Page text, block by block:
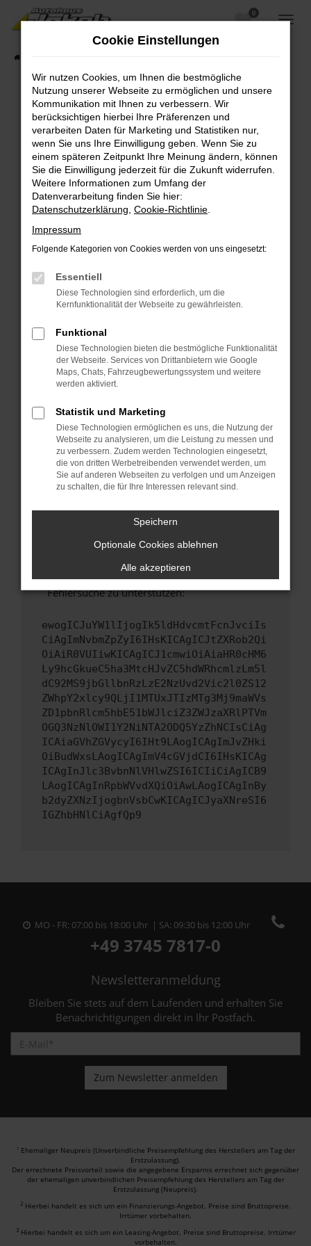
Zum
Hauptinhalt
0
Fehler: Network Error
Beim Laden ist ein Fehler aufgetreten.
Hier sind ein paar Tipps, die dir helfen können:
Überprüfe deine Firewall und deine
Internetverbindung.
Laden andere Webseiten, zum Beispiel deine
Suchmaschine?
Prüfe deine Browsererweiterungen.
Manche Erweiterungen, wie Werbeblocker,
können das Laden bestimmter Seiten
verhindern. Funktioniert die Seite in einem
Fenster?
Starte dein Gerät neu.
Das kann manchmal helfen, vorübergehende
Probleme zu beheben.
Betriebssystem auf dem neuesten Stand
sind.
Veraltete Software birgt nicht nur ein
Sicherheitsrisiko, sondern kann auch dazu
führen, dass bestimmte Funktionen nicht mehr
unterstützt werden.
Wende dich an den Webseitenbetreiber.
Wenn du alle oben genannten Schritte versucht
hast, kontaktiere uns bitte. Wir werden
versuchen, das Problem zu beheben. Du kannst
uns diesen Text schicken, um uns bei der
Fehlersuche zu unterstützen:
ewogICJuYW1lIjogIk5ldHdvcmtFcnJvciIs
CiAgImNvbmZpZyI6IHsKICAgICJtZXRob2Qi
OiAiR0VUIiwKICAgICJ1cmwiOiAiaHR0cHM6
Ly9hcGkueC5ha3MtcHJvZC5hdWRhcmlzLm5l
dC92MS9jbGllbnRzLzE2NzUvd2Vic2l0ZS12
ZWhpY2xlcy9QLjI1MTUxJTIzMTg3Mj9maWVs
ZD1pbnRlcm5hbE51bWJlciZ3ZWJzaXRlPTVm
OGQ3NzNlOWI1Y2NiNTA2ODQ5YzZhNCIsCiAg
ICAiaGVhZGVycyI6IHt9LAogICAgImJvZHki
OiBudWxsLAogICAgImV4cGVjdCI6IHsKICAg
ICAgInJlc3BvbnNlVHlwZSI6ICIiCiAgICB9
LAogICAgInRpbWVvdXQiOiAwLAogICAgInBy
b2dyZXNzIjogbnVsbCwKICAgICJyaXNreSI6
IGZhbHNlCiAgfQp9
MO - FR: 07:00 bis 18:00 Uhr | SA: 09:30 bis 12:00 Uhr
+49 3745 7817-0
Newsletteranmeldung
Bleiben Sie stets auf dem Laufenden und erhalten Sie
Benachrichtigungen direkt in Ihr Postfach.
1 Ehemaliger Neupreis (Unverbindliche Preisempfehlung des Herstellers am Tag der
Erstzulassung).
Der errechnete Preisvorteil sowie die angegebene Ersparnis errechnet sich gegenüber
der ehemaligen unverbindlichen Preisempfehlung des Herstellers am Tag der
Erstzulassung (Neupreis).
2 Hierbei handelt es sich um ein Finanzierungs-Angebot. Preise sind Bruttopreise.
Irrtümer vorbehalten.
3 Hierbei handelt es sich um ein Leasing-Angebot. Preise sind Bruttopreise. Irrtümer
vorbehalten.
Cookie Einstellungen
Wir nutzen Cookies, um Ihnen die bestmögliche
Nutzung unserer Webseite zu ermöglichen und unsere
Kommunikation mit Ihnen zu verbessern. Wir
berücksichtigen hierbei Ihre Präferenzen und
verarbeiten Daten für Marketing und Statistiken nur,
wenn Sie uns Ihre Einwilligung geben. Wenn Sie zu
einem späteren Zeitpunkt Ihre Meinung ändern, können
Sie die Einwilligung jederzeit für die Zukunft widerrufen.
Weitere Informationen zum Umfang der
Datenverarbeitung finden Sie hier:
Datenschutzerklärung Cookie-Richtlinie
Impressum
Folgende Kategorien von Cookies werden von uns eingesetzt:
Essentiell
Diese Technologien sind erforderlich, um die
Kernfunktionalität der Webseite zu gewährleisten.
Funktional
Diese Technologien bieten die bestmögliche Funktionalität
der Webseite. Services von Drittanbietern wie Google
Maps, Chats, Fahrzeugbewertungssystem und weitere
werden aktiviert.
Statistik und Marketing
Diese Technologien ermöglichen es uns, die Nutzung der
Webseite zu analysieren, um die Leistung zu messen und
zu verbessern. Zudem werden Technologien eingesetzt,
die von dritten Werbetreibenden verwendet werden, um
Sie auf anderen Webseiten zu verfolgen und um Anzeigen
zu schalten, die für Ihre Interessen relevant sind.
Speichern
Optionale Cookies ablehnen
Alle akzeptieren